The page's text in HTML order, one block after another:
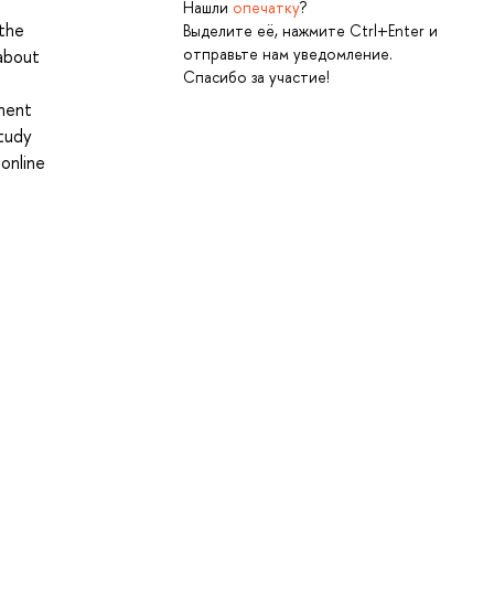
Нашли опечатку?
Выделите её, нажмите Ctrl+Enter и
отправьте нам уведомление.
Спасибо за участие!